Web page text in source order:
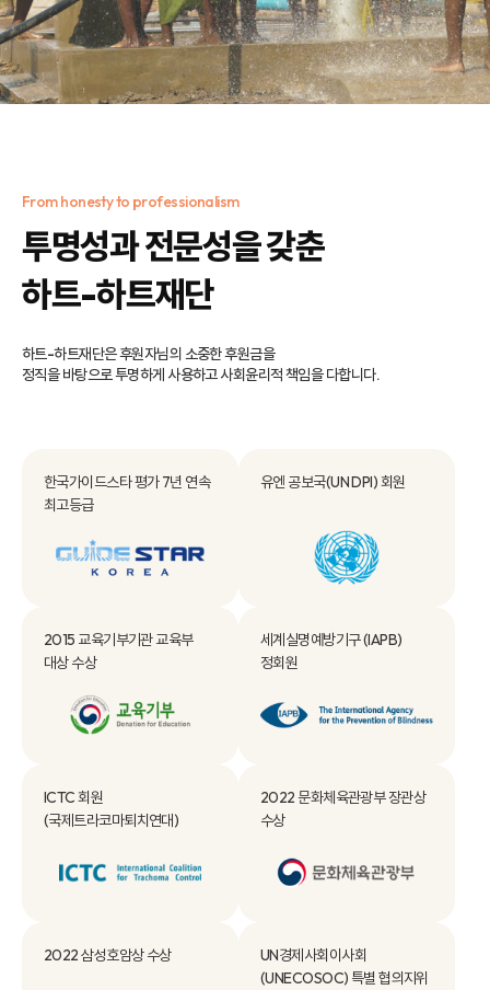
From honesty to professionalism
투명성과 전문성을 갖춘
하트-하트재단
하트-하트재단은 후원자님의 소중한 후원금을
정직을 바탕으로 투명하게 사용하고 사회윤리적 책임을 다합니다.
한국가이드스타 평가7년 연속
최고등급
유엔 공보국(UN DPI) 회원
2015 교육기부기관교육부
대상 수상
세계실명예방기구(IAPB)
정회원
ICTC 회원
(국제트라코마퇴치연대)
2022 문화체육관광부장관상
수상
2022 삼성호암상 수상
UN경제사회이사회
(UNECOSOC) 특별 협의지위